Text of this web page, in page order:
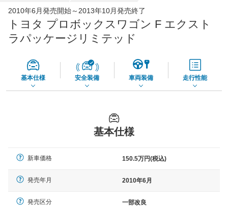
65,050円
2010年6月発売開始～2013年10月発売終了
トヨタ プロボックスワゴン F エクスト
ラパッケージリミテッド
基本仕様 安全装備 車両装備 走行性能
基本仕様
新車価格 150.5万円(税込)
発売年月 2010年6月
発売区分 一部改良